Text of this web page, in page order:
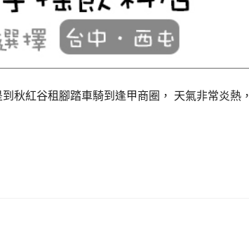
秋紅谷租腳踏車騎到逢甲商圈， 天氣非常炎熱，